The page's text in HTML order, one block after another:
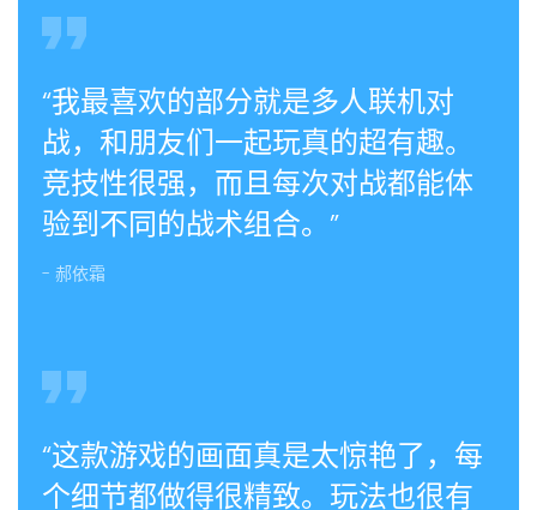
“我最喜欢的部分就是多人联机对
战，和朋友们一起玩真的超有趣。
竞技性很强，而且每次对战都能体
验到不同的战术组合。”
- 郝依霜
“这款游戏的画面真是太惊艳了，每
个细节都做得很精致。玩法也很有